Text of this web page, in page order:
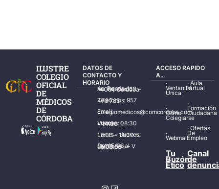
ILUSTRE
COLEGIO
OFICIAL
DE
MÉDICOS
DE
CÓRDOBA
DATOS DE
CONTACTO Y
HORARIO
Av. Ronda de los Tejares, 32 – 14001 Córdoba
Teléfonos: 957 478 785
Email: colegiomedicos@comcordoba.com
Lunes – Viernes: 08:30 – 14:30 h.
Lunes – Jueves: 17:00 – 19:30 h.
Del 15/06 al 15/09 de L – V de 08:00 – 15:00 h.
ACCESO RAPIDO
A...
·
Ventanilla
Única
·
Cómo
Colegiarse
·
Webmail
·Aula
Virtual
·
Formación
Ciudadana
·Ofertas
De
Empleo
Tu
Buzón
Ético
Canal
de